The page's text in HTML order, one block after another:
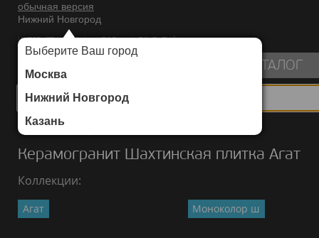
обычная версия
Нижний Новгород
Выберите Ваш город
Москва
Нижний Новгород
Казань
ИНТЕРНЕТ-МАГАЗИН НАПОЛЬНЫХ ПОКРЫТИЙ
КАТАЛОГ
Каталог
Керамогранит Шахтинская плитка Агат
Коллекции:
Агат Моноколор ш